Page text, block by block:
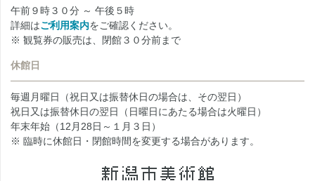
午前９時３０分 ～ 午後５時
詳細はご利用案内をご確認ください。
※ 観覧券の販売は、閉館３０分前まで
休館日
毎週月曜日（祝日又は振替休日の場合は、その翌日）
祝日又は振替休日の翌日（日曜日にあたる場合は火曜日）
年末年始（12月28日～１月３日）
※ 臨時に休館日・閉館時間を変更する場合があります。